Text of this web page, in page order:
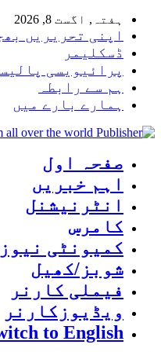
ہفتہ, اگست 8, 2026
اپنی تحریریں
ڈسکلیمر
پرائیویسی
ہم سے رابطہ
ہمارے بارے میں
all over the world
صفحہ اول
اہم خبریں
انٹرنیشنل
کامرس
کمیونٹی نیوز
شوبز/کھیل
فیملی کارنر
ویڈیوزکارنر
to English